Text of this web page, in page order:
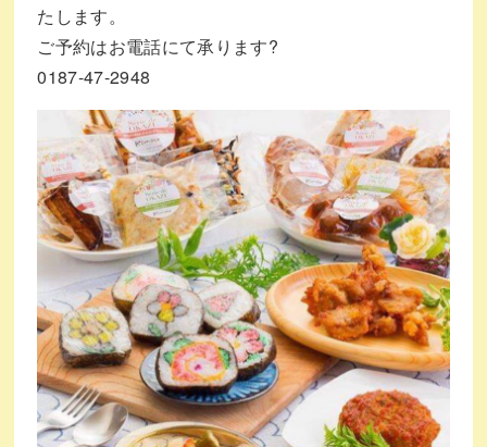
たします。
ご予約はお電話にて承ります?
0187-47-2948